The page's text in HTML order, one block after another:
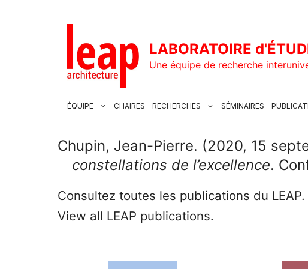
LABORATOIRE
Une équipe de recherche
ÉQUIPE CHAIRES RECHERCHES SÉMINAIRES
Chupin, Jean-Pierre. (2020, 15
constellations de l’excellence.
Consultez toutes les publications du LEAP.
View all LEAP publications.